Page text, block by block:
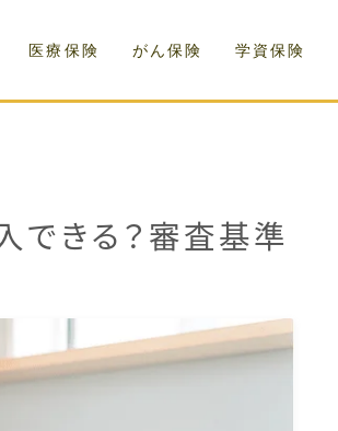
医療保険 がん保険 学資保険
できる？審査基準